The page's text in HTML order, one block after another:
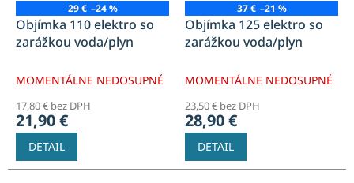
29 € –24 %
Objímka 110 elektro so
zarážkou voda/plyn
MOMENTÁLNE NEDOSUPNÉ
17,80 € bez DPH
21,90 €
DETAIL
37 € –21 %
Objímka 125 elektro so
zarážkou voda/plyn
MOMENTÁLNE NEDOSUPNÉ
23,50 € bez DPH
28,90 €
DETAIL